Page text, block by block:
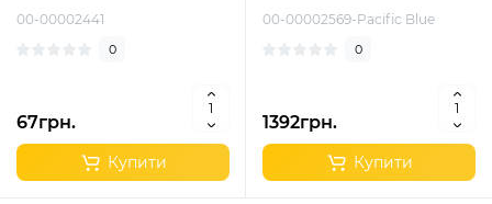
00-00002441
0
67грн.
Купити
00-00002569-Pacific Blue
0
1392грн.
Купити